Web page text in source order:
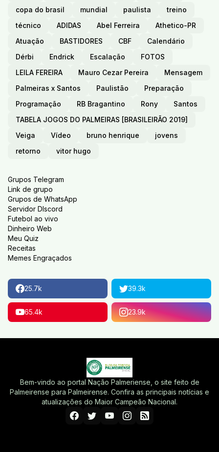
copa do brasil
mundial paulista
treino
técnico
ADIDAS Abel Ferreira
Athetico-PR
Atuação
BASTIDORES CBF
Calendário
Dérbi
Endrick Escalação
FOTOS
LEILA FEREIRA
Mauro Cezar Pereira
Mensagem
Palmeiras x Santos
Paulistão
Preparação
Programação
RB Bragantino Rony
Santos
TABELA JOGOS DO PALMEIRAS [BRASILEIRÃO 2019]
Veiga
Vídeo bruno henrique
jovens
retorno
vitor hugo
Grupos Telegram
Link de grupo
Grupos de WhatsApp
Servidor DIscord
Futebol ao vivo
Dinheiro Web
Meu Quiz
Receitas
Memes Engraçados
25.7k 39.3k
65.4k 23.9k
Bem-vindo ao portal Nação Palmeriense, o site feito de
Palmeirense para Palmeirense. Confira as principais notícias e
atualizações do Maior Campeão Nacional.